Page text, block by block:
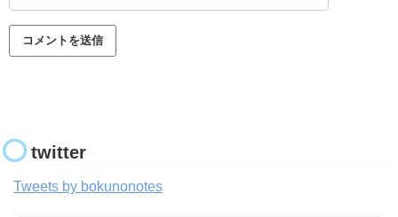
twitter
Tweets by bokunonotes